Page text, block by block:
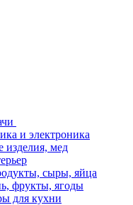
и электроника
изделия, мед
сыры, яйца
фрукты, ягоды
для кухни